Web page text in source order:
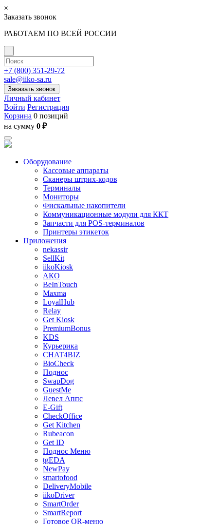
×
Заказать звонок
РАБОТАЕМ ПО ВСЕЙ РОССИИ
+7 (800) 351-29-72
sale@iiko-sa.ru
Заказать звонок
Личный кабинет
Войти Регистрация
Корзина 0 позиций
на сумму 0 ₽
Оборудование
Кассовые аппараты
Сканеры штрих-кодов
Терминалы
Мониторы
Фискальные накопители
Коммуникационные модули для ККТ
Запчасти для POS-терминалов
Принтеры этикеток
Приложения
nekassir
SellKit
iikoKiosk
АКО
BeInTouch
Maxma
LoyalHub
Relay
Get Kiosk
PremiumBonus
KDS
Курьерика
CHAT4BIZ
BioCheck
Поднос
SwapDog
GuestMe
Левел Аппс
E-Gift
CheckOffice
Get Kitchen
Rubeacon
Get ID
Поднос Меню
tgEDA
NewPay
smartofood
DeliveryMobile
iikoDriver
SmartOrder
SmartReport
Готовое QR-меню